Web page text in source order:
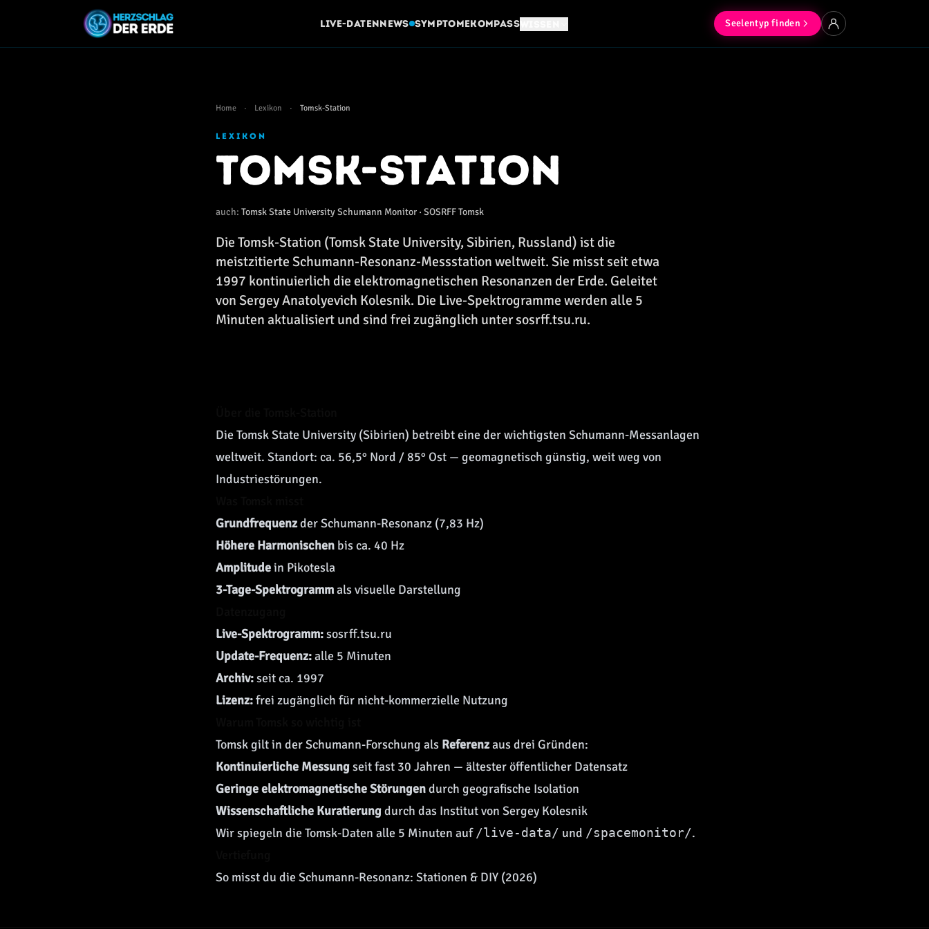
Live-DatenNews SymptomeKompassWissen Seelentyp finden
Home · Lexikon · Tomsk-Station
LEXIKON
Tomsk-Station
auch: Tomsk State University Schumann Monitor · SOSRFF Tomsk
Die Tomsk-Station (Tomsk State University, Sibirien, Russland) ist die
meistzitierte Schumann-Resonanz-Messstation weltweit. Sie misst seit etwa
1997 kontinuierlich die elektromagnetischen Resonanzen der Erde. Geleitet
von Sergey Anatolyevich Kolesnik. Die Live-Spektrogramme werden alle 5
Minuten aktualisiert und sind frei zugänglich unter sosrff.tsu.ru.
Die Tomsk State University (Sibirien) betreibt eine der wichtigsten Schumann-Messanlagen
weltweit. Standort: ca. 56,5° Nord / 85° Ost — geomagnetisch günstig, weit weg von
Industriestörungen.
GrundfrequenzderSchumann-Resonanz (7,83 Hz)
Höhere Harmonischen bis ca. 40 Hz
Amplitudein Pikotesla
3-Tage-Spektrogrammals visuelle Darstellung
Live-Spektrogramm:sosrff.tsu.ru
Update-Frequenz:alle 5 Minuten
Archiv:seit ca. 1997
Lizenz:frei zugänglich für nicht-kommerzielle Nutzung
Tomsk gilt in der Schumann-Forschung als Referenzaus drei Gründen:
Kontinuierliche Messungseit fast 30 Jahren — ältester öffentlicher Datensatz
Geringe elektromagnetische Störungendurch geografische Isolation
Wissenschaftliche Kuratierungdurch das Institut von Sergey Kolesnik
Wir spiegeln die Tomsk-Daten alle 5 Minuten auf /live-data/ und /spacemonitor/.
So misst du die Schumann-Resonanz: Stationen & DIY (2026)